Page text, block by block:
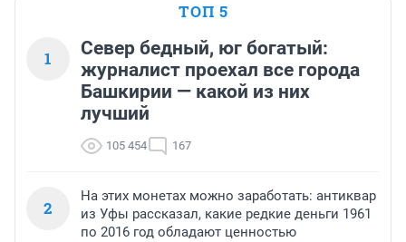
ТОП 5
1
Север бедный, юг богатый:
журналист проехал все города
Башкирии — какой из них
лучший
105 454 167
2
На этих монетах можно заработать: антиквар
из Уфы рассказал, какие редкие деньги 1961
по 2016 год обладают ценностью